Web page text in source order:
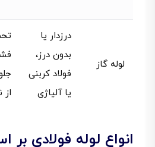
لوله گاز
درزدار یا
بدون درز،
فولاد کربنی
یا آلیاژی
انواع لوله فولادی